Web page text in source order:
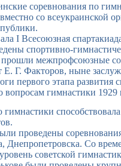
соревнования по
со всеукраинской
I Всесоюзная
спортивно-
межпрофсоюзные
Е. Г. Факторов, ныне
первого этапа
гимнастики
проведены
Днепропетровска. Со
советской